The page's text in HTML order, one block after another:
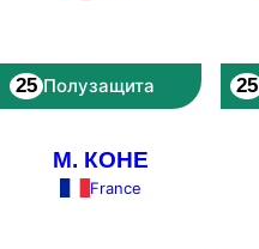
25 Полузащита 25
М. КОНЕ
France